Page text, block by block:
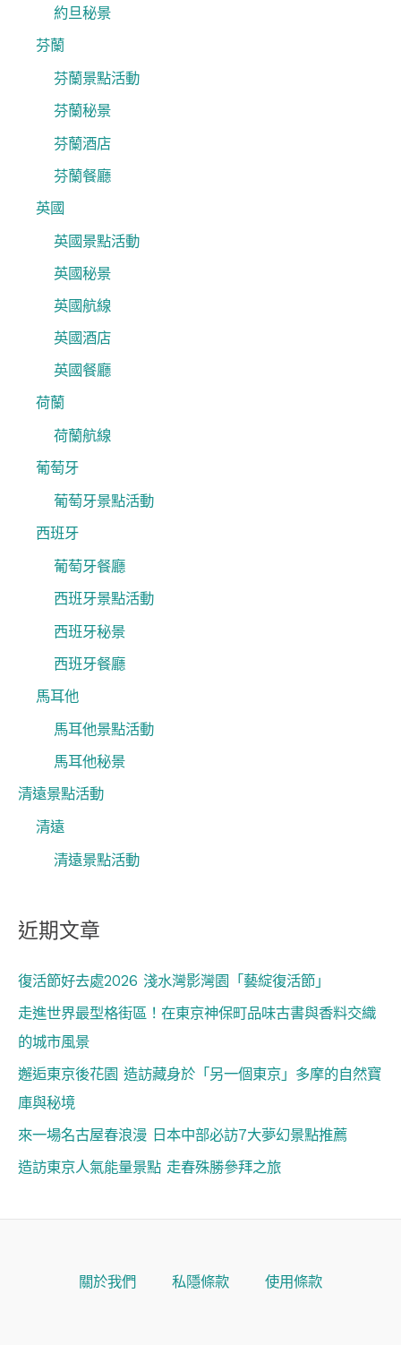
約旦秘景
芬蘭
芬蘭景點活動
芬蘭秘景
芬蘭酒店
芬蘭餐廳
英國
英國景點活動
英國秘景
英國航線
英國酒店
英國餐廳
荷蘭
荷蘭航線
葡萄牙
葡萄牙景點活動
西班牙
葡萄牙餐廳
西班牙景點活動
西班牙秘景
西班牙餐廳
馬耳他
馬耳他景點活動
馬耳他秘景
清遠景點活動
清遠
清遠景點活動
近期文章
復活節好去處2026 淺水灣影灣園「藝綻復活節」
走進世界最型格街區！在東京神保町品味古書與香料交織
的城市風景
邂逅東京後花園 造訪藏身於「另一個東京」多摩的自然寶
庫與秘境
來一場名古屋春浪漫 日本中部必訪7大夢幻景點推薦
造訪東京人氣能量景點 走春殊勝參拜之旅
關於我們 私隱條款 使用條款